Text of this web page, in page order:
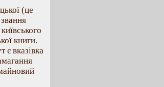
(це
книги.
є вказівка